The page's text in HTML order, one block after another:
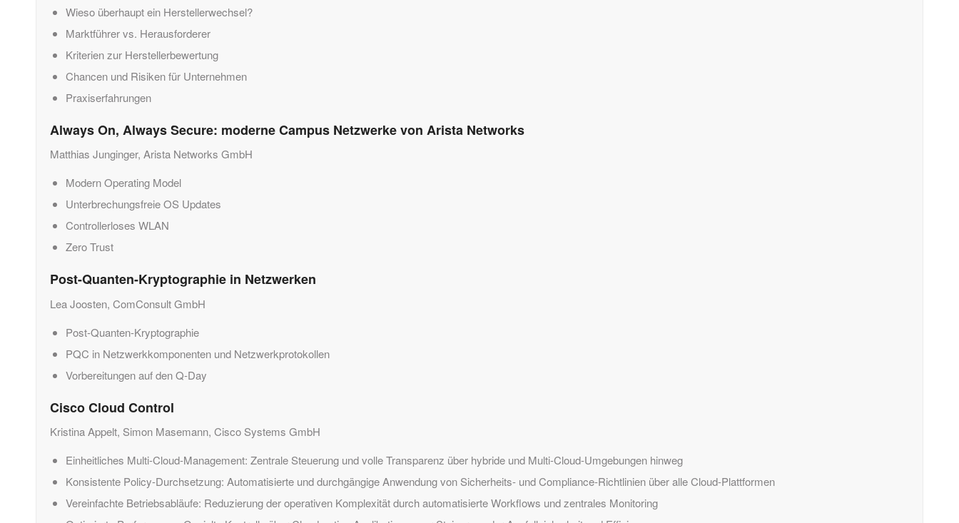
Wieso überhaupt ein Herstellerwechsel?
Marktführer vs. Herausforderer
Kriterien zur Herstellerbewertung
Chancen und Risiken für Unternehmen
Praxiserfahrungen
Always On, Always Secure: moderne Campus Netzwerke von Arista Networks
Matthias Junginger, Arista Networks GmbH
Modern Operating Model
Unterbrechungsfreie OS Updates
Controllerloses WLAN
Zero Trust
Post-Quanten-Kryptographie in Netzwerken
Lea Joosten, ComConsult GmbH
Post-Quanten-Kryptographie
PQC in Netzwerkkomponenten und Netzwerkprotokollen
Vorbereitungen auf den Q-Day
Cisco Cloud Control
Kristina Appelt, Simon Masemann, Cisco Systems GmbH
Einheitliches Multi-Cloud-Management: Zentrale Steuerung und volle Transparenz über hybride und Multi-Cloud-Umgebungen hinweg
Konsistente Policy-Durchsetzung: Automatisierte und durchgängige Anwendung von Sicherheits- und Compliance-Richtlinien über alle Cloud-Plattformen
Vereinfachte Betriebsabläufe: Reduzierung der operativen Komplexität durch automatisierte Workflows und zentrales Monitoring